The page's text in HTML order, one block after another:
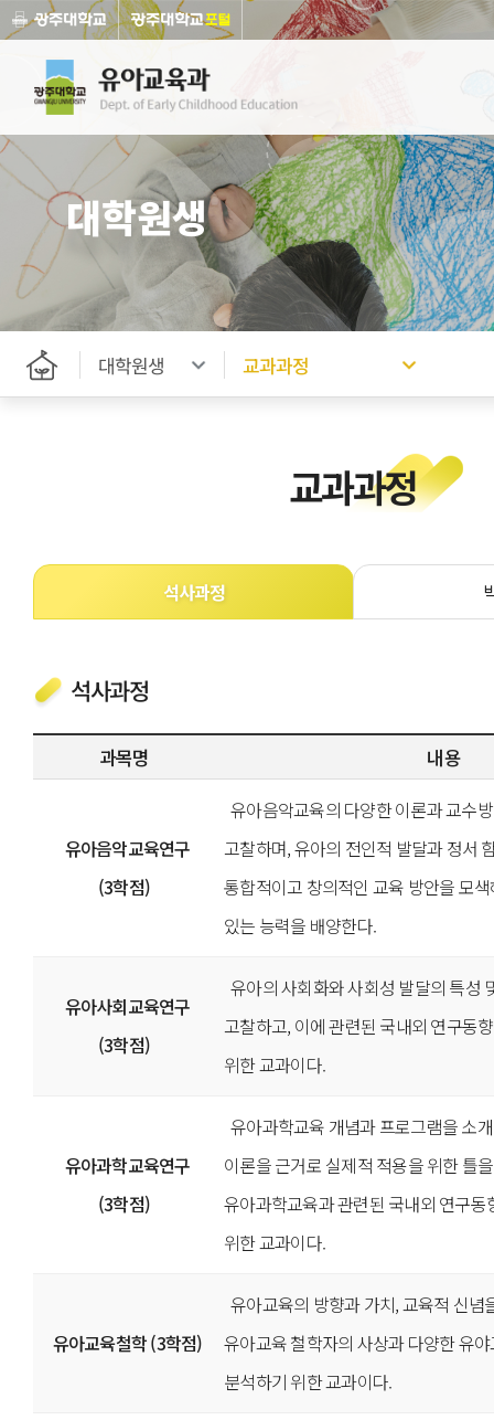
대학원생
대학원생 교과과정
교과과정
석사과정
석사과정
과목명 내용
유아음악교육연구
(3학점)
유아음악교육의 다양한 이론과 교수
고찰하며, 유아의 전인적 발달과 정서
통합적이고 창의적인 교육 방안을 모
있는 능력을 배양한다.
유아사회교육연구
(3학점)
유아의 사회화와 사회성 발달의 특성
고찰하고, 이에 관련된 국내외 연구동
위한 교과이다.
유아과학교육연구
(3학점)
유아과학교육 개념과 프로그램을 소
이론을 근거로 실제적 적용을 위한 틀
유아과학교육과 관련된 국내외 연구
위한 교과이다.
유아교육철학 (3학점)
유아교육의 방향과 가치, 교육적 신념
유아교육 철학자의 사상과 다양한 유
분석하기 위한 교과이다.